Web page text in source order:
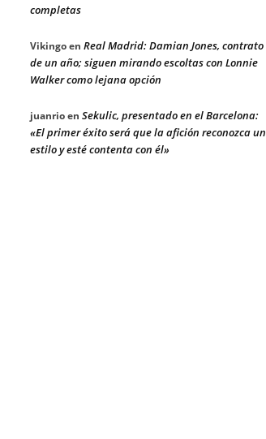
completas
Vikingoen Real Madrid: Damian Jones, contrato
de un año; siguen mirando escoltas con Lonnie
Walker como lejana opción
juanrioen Sekulic, presentado en el Barcelona:
«El primer éxito será que la afición reconozca un
estilo y esté contenta con él»